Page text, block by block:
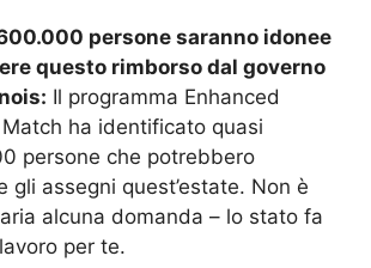
persone saranno idonee
questo rimborso dal governo
Il programma Enhanced
ha identificato quasi
persone che potrebbero
gli assegni quest’estate. Non è
alcuna domanda – lo stato fa
per te.